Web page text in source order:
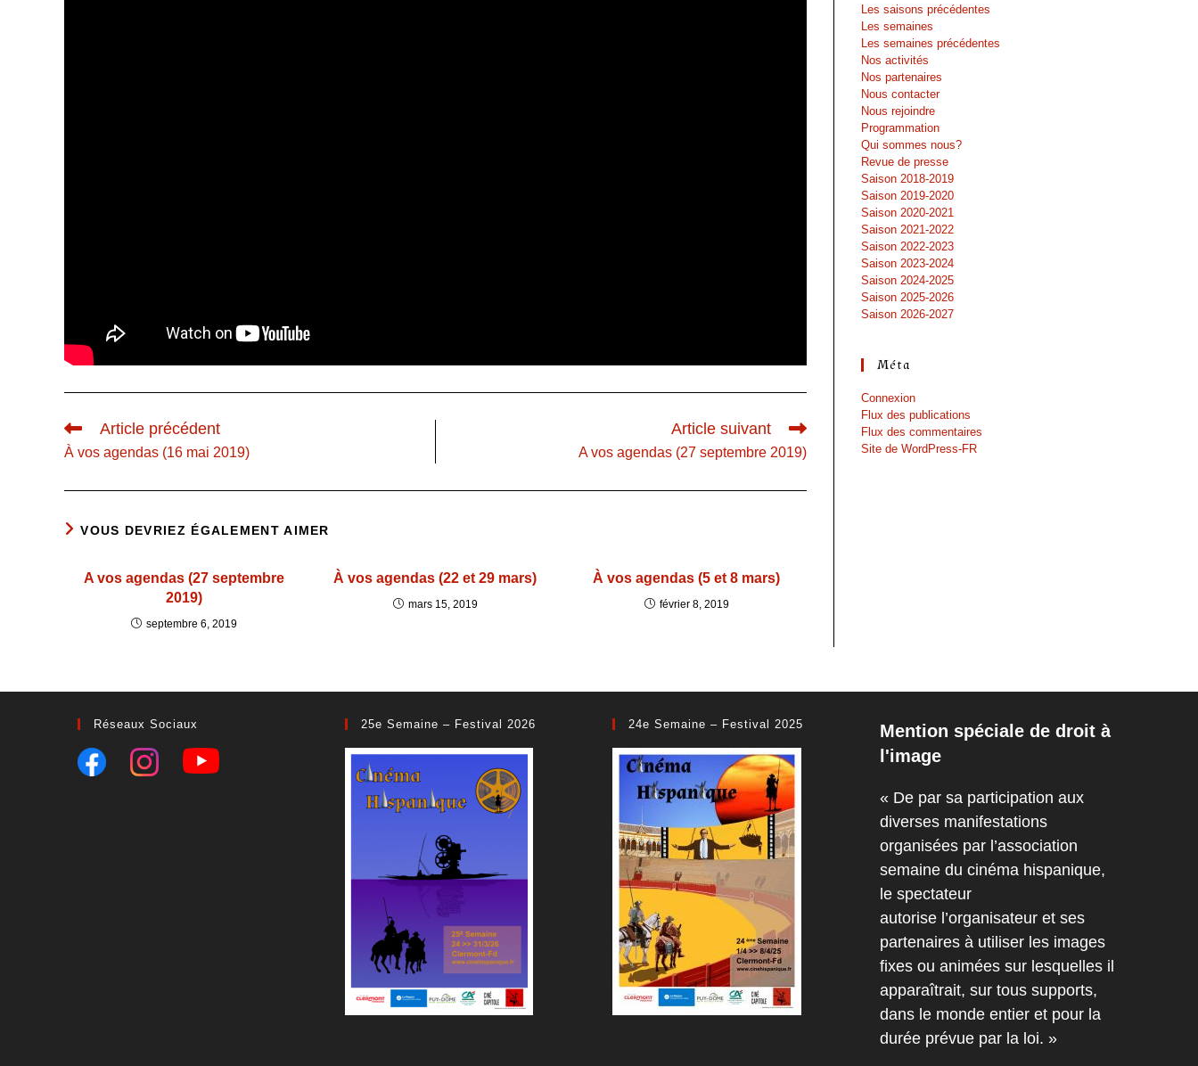
Read
more
articles
Article précédent
À vos agendas (16 mai 2019)
Article suivant
A vos agendas (27 septembre 2019)
VOUS DEVRIEZ ÉGALEMENT AIMER
A vos agendas (27 septembre
2019)
septembre 6, 2019
À vos agendas (22 et 29 mars)
mars 15, 2019
À vos agendas (5 et 8 mars)
février 8, 2019
Les saisons précédentes
Les semaines
Les semaines précédentes
Nos activités
Nos partenaires
Nous contacter
Nous rejoindre
Programmation
Qui sommes nous?
Revue de presse
Saison 2018-2019
Saison 2019-2020
Saison 2020-2021
Saison 2021-2022
Saison 2022-2023
Saison 2023-2024
Saison 2024-2025
Saison 2025-2026
Saison 2026-2027
Méta
Connexion
Flux des publications
Flux des commentaires
Site de WordPress-FR
Réseaux Sociaux 25e Semaine – Festival 2026 24e Semaine – Festival 2025
Mention spéciale de droit à
l'image
« De par sa participation aux
diverses manifestations
organisées par l’association
semaine du cinéma hispanique,
le spectateur
autorise l’organisateur et ses
partenaires à utiliser les images
fixes ou animées sur lesquelles il
apparaîtrait, sur tous supports,
dans le monde entier et pour la
durée prévue par la loi. »